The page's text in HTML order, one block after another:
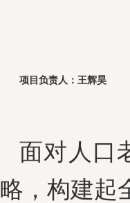
项目负责人：王辉昊
面对人口
略，构建起